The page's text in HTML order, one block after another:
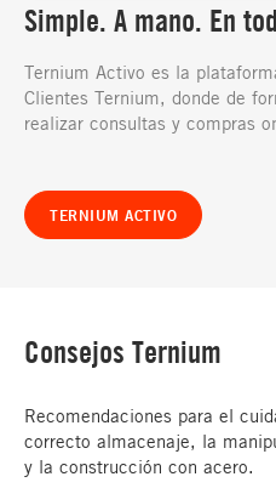
Simple. A mano. En
Ternium Activo es la
Clientes Ternium, donde de
realizar consultas y compras
TERNIUM ACTIVO
Consejos Ternium
Recomendaciones para el
correcto almacenaje, la
y la construcción con acero.